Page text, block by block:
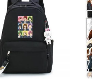
$20.00.